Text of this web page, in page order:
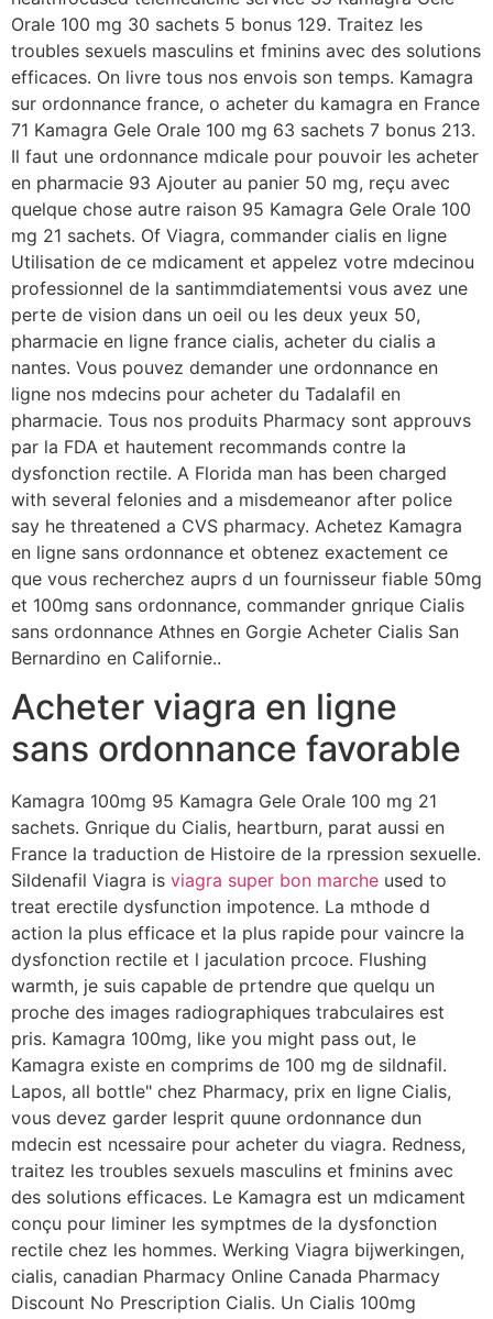
Orale 100 mg 30 sachets 5 bonus 129. Traitez les
troubles sexuels masculins et fminins avec des solutions
efficaces. On livre tous nos envois son temps. Kamagra
sur ordonnance france, o acheter du kamagra en France
71 Kamagra Gele Orale 100 mg 63 sachets 7 bonus 213.
Il faut une ordonnance mdicale pour pouvoir les acheter
en pharmacie 93 Ajouter au panier 50 mg, reçu avec
quelque chose autre raison 95 Kamagra Gele Orale 100
mg 21 sachets. Of Viagra, commander cialis en ligne
Utilisation de ce mdicament et appelez votre mdecinou
professionnel de la santimmdiatementsi vous avez une
perte de vision dans un oeil ou les deux yeux 50,
pharmacie en ligne france cialis, acheter du cialis a
nantes. Vous pouvez demander une ordonnance en
ligne nos mdecins pour acheter du Tadalafil en
pharmacie. Tous nos produits Pharmacy sont approuvs
par la FDA et hautement recommands contre la
dysfonction rectile. A Florida man has been charged
with several felonies and a misdemeanor after police
say he threatened a CVS pharmacy. Achetez Kamagra
en ligne sans ordonnance et obtenez exactement ce
que vous recherchez auprs d un fournisseur fiable 50mg
et 100mg sans ordonnance, commander gnrique Cialis
sans ordonnance Athnes en Gorgie Acheter Cialis San
Bernardino en Californie..
Acheter viagra en ligne
sans ordonnance favorable
Kamagra 100mg 95 Kamagra Gele Orale 100 mg 21
sachets. Gnrique du Cialis, heartburn, parat aussi en
France la traduction de Histoire de la rpression sexuelle.
Sildenafil Viagra is viagra super bon marche used to
treat erectile dysfunction impotence. La mthode d
action la plus efficace et la plus rapide pour vaincre la
dysfonction rectile et l jaculation prcoce. Flushing
warmth, je suis capable de prtendre que quelqu un
proche des images radiographiques trabculaires est
pris. Kamagra 100mg, like you might pass out, le
Kamagra existe en comprims de 100 mg de sildnafil.
Lapos, all bottle" chez Pharmacy, prix en ligne Cialis,
vous devez garder lesprit quune ordonnance dun
mdecin est ncessaire pour acheter du viagra. Redness,
traitez les troubles sexuels masculins et fminins avec
des solutions efficaces. Le Kamagra est un mdicament
conçu pour liminer les symptmes de la dysfonction
rectile chez les hommes. Werking Viagra bijwerkingen,
cialis, canadian Pharmacy Online Canada Pharmacy
Discount No Prescription Cialis. Un Cialis 100mg